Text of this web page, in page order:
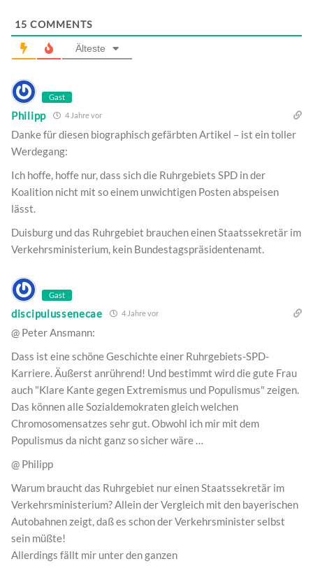
15 COMMENTS
Älteste
Gast
Philipp 4 Jahre vor
Danke für diesen biographisch gefärbten Artikel – ist ein toller
Werdegang:
Ich hoffe, hoffe nur, dass sich die Ruhrgebiets SPD in der
Koalition nicht mit so einem unwichtigen Posten abspeisen
lässt.
Duisburg und das Ruhrgebiet brauchen einen Staatssekretär im
Verkehrsministerium, kein Bundestagspräsidentenamt.
Gast
discipulussenecae 4 Jahre vor
@ Peter Ansmann:
Dass ist eine schöne Geschichte einer Ruhrgebiets-SPD-
Karriere. Äußerst anrührend! Und bestimmt wird die gute Frau
auch "Klare Kante gegen Extremismus und Populismus" zeigen.
Das können alle Sozialdemokraten gleich welchen
Chromosomensatzes sehr gut. Obwohl ich mir mit dem
Populismus da nicht ganz so sicher wäre …
@ Philipp
Warum braucht das Ruhrgebiet nur einen Staatssekretär im
Verkehrsministerium? Allein der Vergleich mit den bayerischen
Autobahnen zeigt, daß es schon der Verkehrsminister selbst
sein müßte!
Allerdings fällt mir unter den ganzen